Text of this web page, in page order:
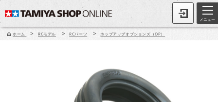
メニュー
ホーム > RCモデル > RCパーツ > ホップアップオプションズ（OP）